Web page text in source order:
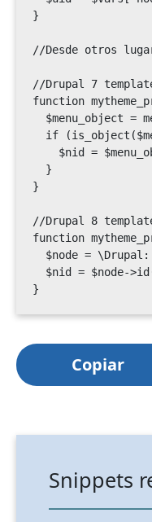
}
//Desde otros
//Drupal 7
function
$menu_object =
if
$nid =
}
}
//Drupal 8
function
$node =
$nid = $node-
}
Copiar
Snippets